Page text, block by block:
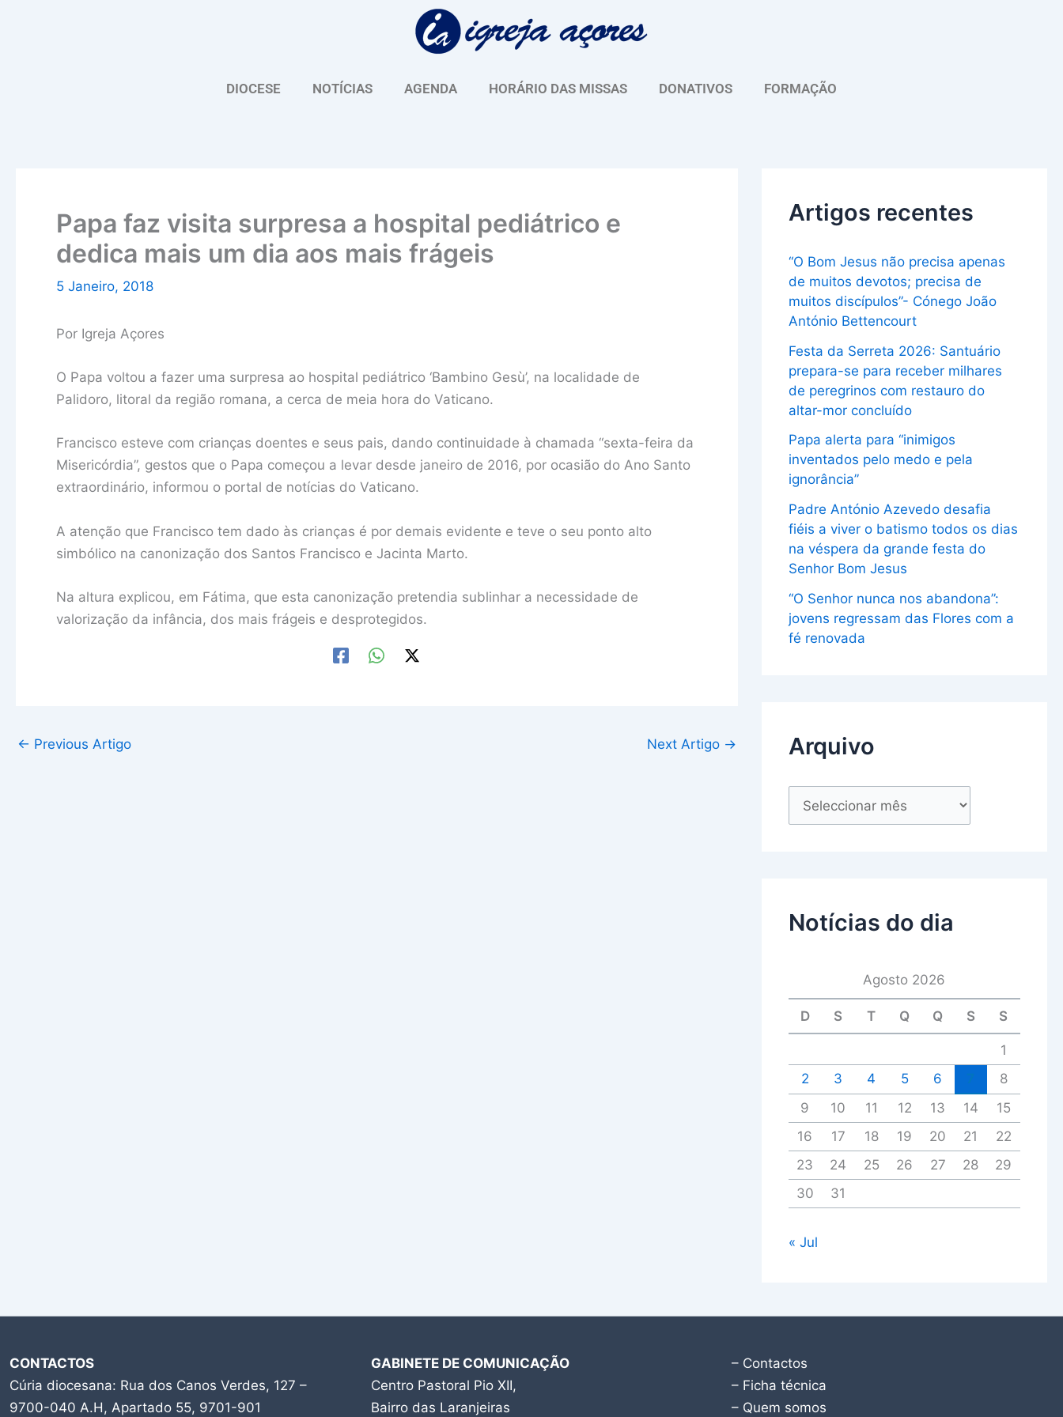
DIOCESE NOTÍCIAS AGENDA HORÁRIO DAS MISSAS DONATIVOS FORMAÇÃO
Papa faz visita surpresa a hospital pediátrico e
dedica mais um dia aos mais frágeis
5 Janeiro, 2018
Por Igreja Açores
O Papa voltou a fazer uma surpresa ao hospital pediátrico ‘Bambino Gesù’, na localidade de
Palidoro, litoral da região romana, a cerca de meia hora do Vaticano.
Francisco esteve com crianças doentes e seus pais, dando continuidade à chamada “sexta-feira da
Misericórdia”, gestos que o Papa começou a levar desde janeiro de 2016, por ocasião do Ano Santo
extraordinário, informou o portal de notícias do Vaticano.
A atenção que Francisco tem dado às crianças é por demais evidente e teve o seu ponto alto
simbólico na canonização dos Santos Francisco e Jacinta Marto.
Na altura explicou, em Fátima, que esta canonização pretendia sublinhar a necessidade de
valorização da infância, dos mais frágeis e desprotegidos.
← Previous Artigo Next Artigo →
Artigos recentes
“O Bom Jesus não precisa apenas
de muitos devotos; precisa de
muitos discípulos”- Cónego João
António Bettencourt
Festa da Serreta 2026: Santuário
prepara-se para receber milhares
de peregrinos com restauro do
altar-mor concluído
Papa alerta para “inimigos
inventados pelo medo e pela
ignorância”
Padre António Azevedo desafia
fiéis a viver o batismo todos os dias
na véspera da grande festa do
Senhor Bom Jesus
“O Senhor nunca nos abandona”:
jovens regressam das Flores com a
fé renovada
Arquivo
u
Notícias do dia
Agosto 2026
D S T Q Q S S
1
2
3 4 5 6
8
9
10 11 12 13 14
15
16
17 18 19 20 21
22
23
24 25 26 27 28
29
30
31
« Jul
CONTACTOS
Cúria diocesana: Rua dos Canos Verdes, 127 –
9700-040 A.H, Apartado 55, 9701-901
GABINETE DE COMUNICAÇÃO
Centro Pastoral Pio XII,
Bairro das Laranjeiras
– Contactos
– Ficha técnica
– Quem somos